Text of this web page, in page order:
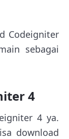
Codeigniter
sebagai
4
4 ya.
download